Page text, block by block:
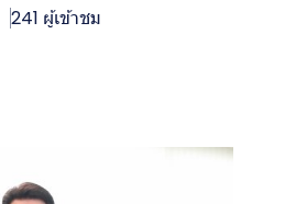
241 ผู้เข้าชม